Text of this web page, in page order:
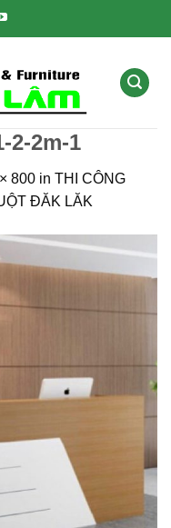
2-2m-1
800 in THI CÔNG
ĐĂK LĂK